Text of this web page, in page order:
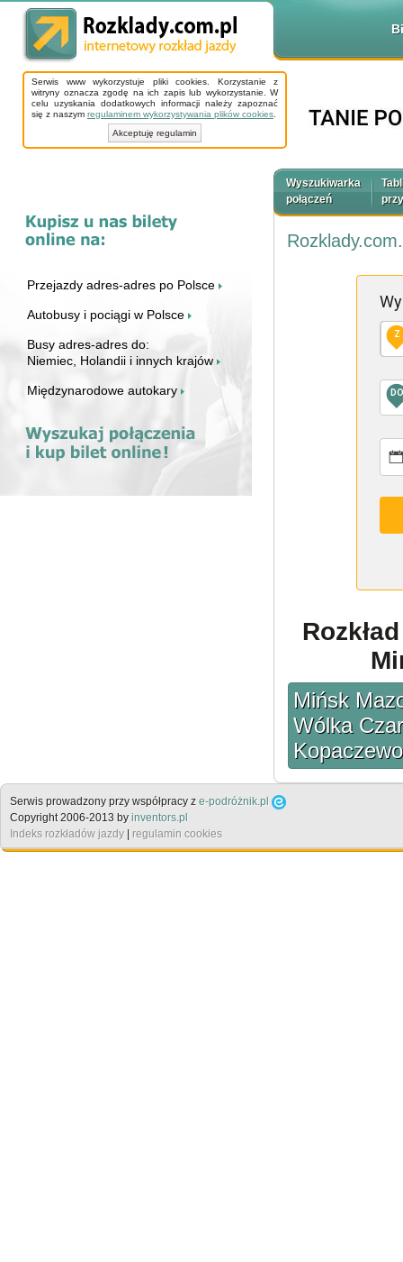
Serwis www wykorzystuje pliki cookies. Korzystanie z
witryny oznacza zgodę na ich zapis lub wykorzystanie. W
celu uzyskania dodatkowych informacji należy zapoznać
się z naszym regulaminem wykorzystywania plików cookies
Akceptuję regulamin
Przejazdy adres-adres po Polsce
Autobusy i pociągi w Polsce
Busy adres-adres do:
Niemiec, Holandii i innych krajów
Międzynarodowe autokary
Wyszukiwarka
połączeń
Z
DO
Mińsk
Wólka
Serwis prowadzony przy współpracy z e-podróżnik.pl
Copyright 2006-2013 by inventors.pl
Indeks rozkładów jazdy | regulamin cookies